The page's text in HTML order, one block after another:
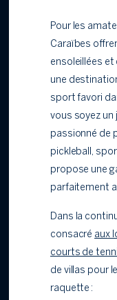
Pour les
Caraïbes
ensoleillées et
une
sport favori
vous soyez un
passionné de
pickleball,
propose une
parfaitement
Dans la
consacré aux
courts de
de villas pour
raquette :